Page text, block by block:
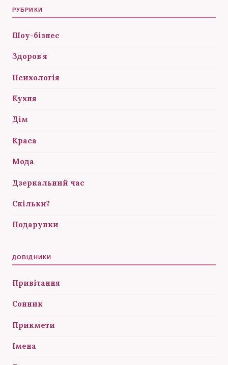
РУБРИКИ
Шоу-бізнес
Здоров'я
Психологія
Кухня
Дім
Краса
Мода
Дзеркальний час
Скільки?
Подарунки
ДОВІДНИКИ
Привітання
Сонник
Прикмети
Імена